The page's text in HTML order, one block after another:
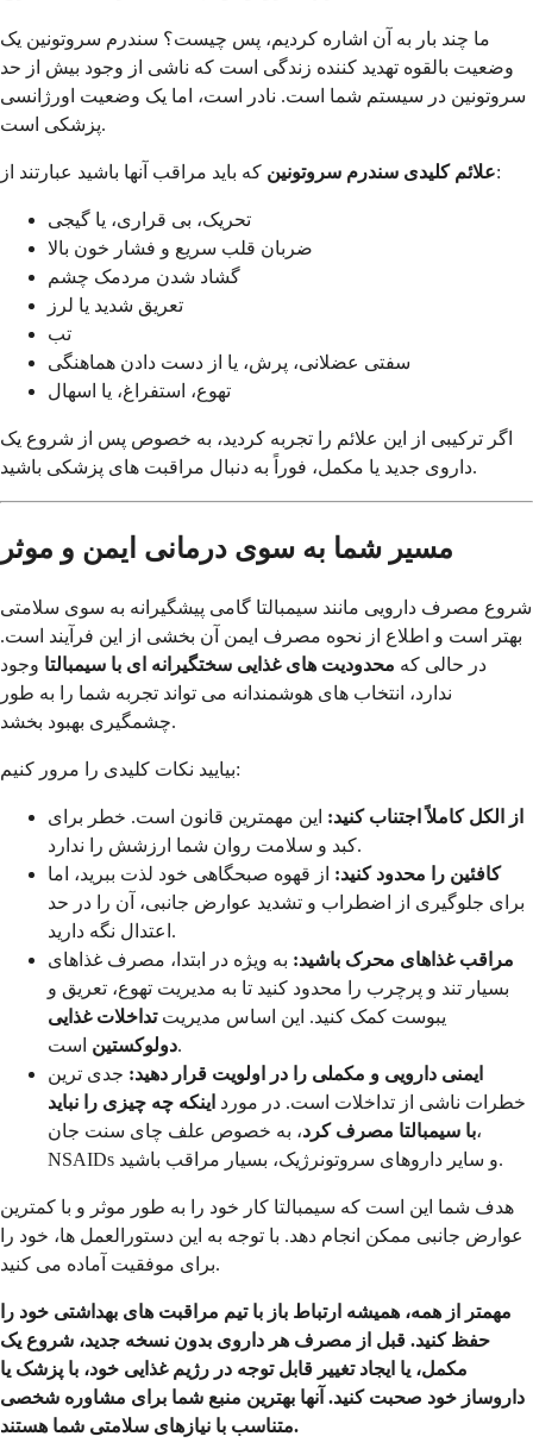
ما چند بار به آن اشاره کردیم، پس چیست؟ سندرم سروتونین یک
وضعیت بالقوه تهدید کننده زندگی است که ناشی از وجود بیش از حد
سروتونین در سیستم شما است. نادر است، اما یک وضعیت اورژانسی
پزشکی است.
علائم کلیدی سندرم سروتونینکه باید مراقب آنها باشید عبارتند از:
تحریک، بی قراری، یا گیجی
ضربان قلب سریع و فشار خون بالا
گشاد شدن مردمک چشم
تعریق شدید یا لرز
تب
سفتی عضلانی، پرش، یا از دست دادن هماهنگی
تهوع، استفراغ، یا اسهال
اگر ترکیبی از این علائم را تجربه کردید، به خصوص پس از شروع یک
داروی جدید یا مکمل، فوراً به دنبال مراقبت های پزشکی باشید.
مسیر شما به سوی درمانی ایمن و موثر
شروع مصرف دارویی مانند سیمبالتا گامی پیشگیرانه به سوی سلامتی
بهتر است و اطلاع از نحوه مصرف ایمن آن بخشی از این فرآیند است.
در حالی که محدودیت های غذایی سختگیرانه ای با سیمبالتا وجود
ندارد، انتخاب های هوشمندانه می تواند تجربه شما را به طور
چشمگیری بهبود بخشد.
بیایید نکات کلیدی را مرور کنیم:
از الکل کاملاً اجتناب کنید: این مهمترین قانون است. خطر برای
کبد و سلامت روان شما ارزشش را ندارد.
کافئین را محدود کنید: از قهوه صبحگاهی خود لذت ببرید، اما
برای جلوگیری از اضطراب و تشدید عوارض جانبی، آن را در حد
اعتدال نگه دارید.
مراقب غذاهای محرک باشید: به ویژه در ابتدا، مصرف غذاهای
بسیار تند و پرچرب را محدود کنید تا به مدیریت تهوع، تعریق و
یبوست کمک کنید. این اساس مدیریتتداخلات غذایی
دولوکستیناست.
ایمنی دارویی و مکملی را در اولویت قرار دهید: جدی ترین
خطرات ناشی از تداخلات است. در مورد اینکه چه چیزی را نباید
با سیمبالتا مصرف کرد، به خصوص علف چای سنت جان،
NSAIDs و سایر داروهای سروتونرژیک، بسیار مراقب باشید.
هدف شما این است که سیمبالتا کار خود را به طور موثر و با کمترین
عوارض جانبی ممکن انجام دهد. با توجه به این دستورالعمل ها، خود را
برای موفقیت آماده می کنید.
مهمتر از همه، همیشه ارتباط باز با تیم مراقبت های بهداشتی خود را
حفظ کنید. قبل از مصرف هر داروی بدون نسخه جدید، شروع یک
مکمل، یا ایجاد تغییر قابل توجه در رژیم غذایی خود، با پزشک یا
داروساز خود صحبت کنید. آنها بهترین منبع شما برای مشاوره شخصی
متناسب با نیازهای سلامتی شما هستند.